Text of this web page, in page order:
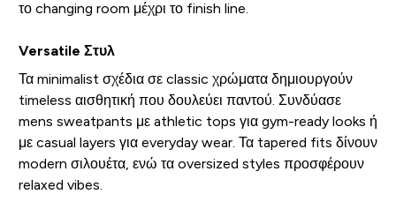
το changing room μέχρι το finish line.
Versatile Στυλ
Τα minimalist σχέδια σε classic χρώματα δημιουργούν
timeless αισθητική που δουλεύει παντού. Συνδύασε
mens sweatpants με athletic tops για gym-ready looks ή
με casual layers για everyday wear. Τα tapered fits δίνουν
modern σιλουέτα, ενώ τα oversized styles προσφέρουν
relaxed vibes.